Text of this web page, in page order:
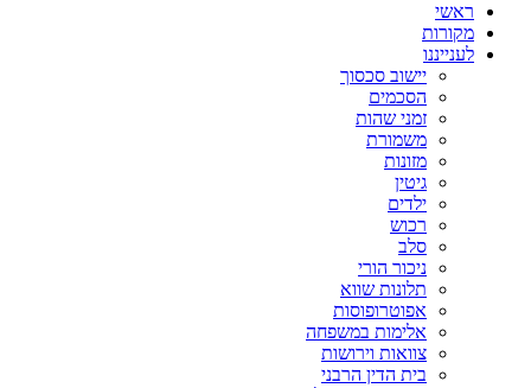
ראשי
מקורות
לענייננו
יישוב סכסוך
הסכמים
זמני שהות
משמורת
מזונות
גיטין
ילדים
רכוש
סלב
ניכור הורי
תלונות שווא
אפוטרופוסות
אלימות במשפחה
צוואות וירושות
בית הדין הרבני